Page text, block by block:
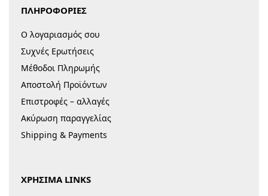
ΠΛΗΡΟΦΟΡΙΕΣ
Ο λογαριασμός σου
Συχνές Ερωτήσεις
Μέθοδοι Πληρωμής
Αποστολή Προϊόντων
Επιστροφές – αλλαγές
Ακύρωση παραγγελίας
Shipping & Payments
ΧΡΗΣΙΜΑ LINKS